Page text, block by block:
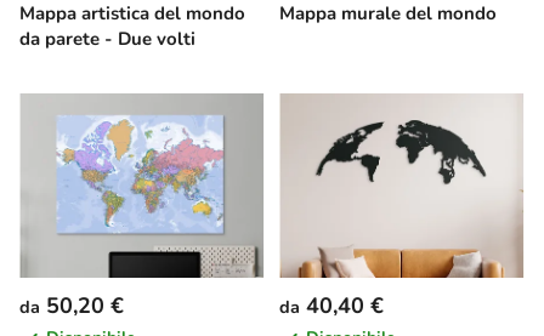
Mappa artistica del mondo
da parete - Due volti
Mappa murale del mondo
da 50,20 € da 40,40 €